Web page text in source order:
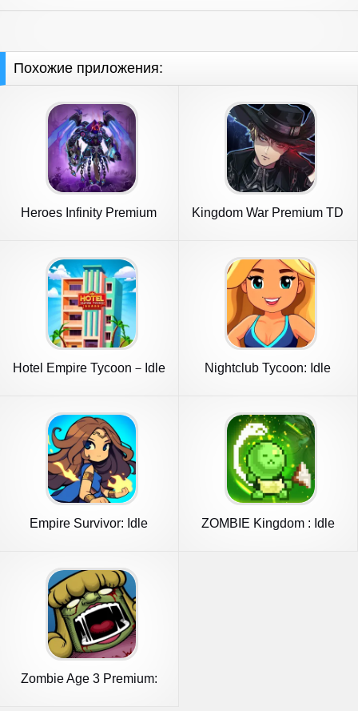
Похожие приложения:
Heroes Infinity Premium
Kingdom War Premium TD
Hotel Empire Tycoon－Idle
Nightclub Tycoon: Idle
Empire Survivor: Idle
ZOMBIE Kingdom : Idle
Zombie Age 3 Premium: